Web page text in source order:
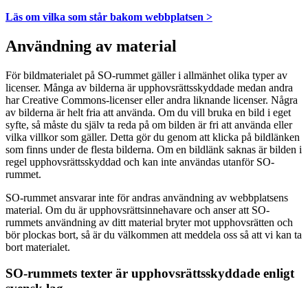
Läs om vilka som står bakom webbplatsen >
Användning av material
För bildmaterialet på SO-rummet gäller i allmänhet olika typer av
licenser. Många av bilderna är upphovsrättsskyddade medan andra
har Creative Commons-licenser eller andra liknande licenser. Några
av bilderna är helt fria att använda. Om du vill bruka en bild i eget
syfte, så måste du själv ta reda på om bilden är fri att använda eller
vilka villkor som gäller. Detta gör du genom att klicka på bildlänken
som finns under de flesta bilderna. Om en bildlänk saknas är bilden i
regel upphovsrättsskyddad och kan inte användas utanför SO-
rummet.
SO-rummet ansvarar inte för andras användning av webbplatsens
material. Om du är upphovsrättsinnehavare och anser att SO-
rummets användning av ditt material bryter mot upphovsrätten och
bör plockas bort, så är du välkommen att meddela oss så att vi kan ta
bort materialet.
SO-rummets texter är upphovsrättsskyddade enligt